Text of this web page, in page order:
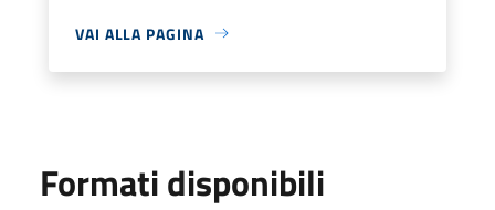
VAI ALLA PAGINA
Formati disponibili